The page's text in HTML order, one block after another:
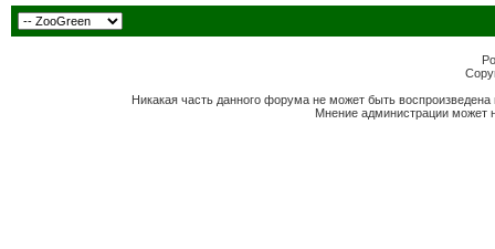
Никакая часть данного форума не может быть
Мнение администрации может